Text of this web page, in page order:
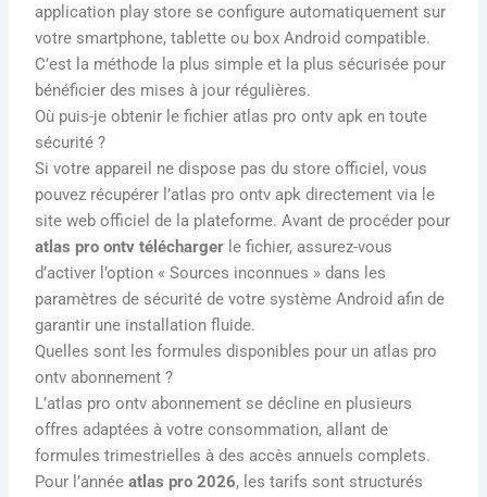
application play store se configure automatiquement sur
votre smartphone, tablette ou box Android compatible.
C’est la méthode la plus simple et la plus sécurisée pour
bénéficier des mises à jour régulières.
Où puis-je obtenir le fichier atlas pro ontv apk en toute
sécurité ?
Si votre appareil ne dispose pas du store officiel, vous
pouvez récupérer l’atlas pro ontv apk directement via le
site web officiel de la plateforme. Avant de procéder pour
atlas pro ontv télécharger le fichier, assurez-vous
d’activer l’option « Sources inconnues » dans les
paramètres de sécurité de votre système Android afin de
garantir une installation fluide.
Quelles sont les formules disponibles pour un atlas pro
ontv abonnement ?
L’atlas pro ontv abonnement se décline en plusieurs
offres adaptées à votre consommation, allant de
formules trimestrielles à des accès annuels complets.
Pour l’annéeatlas pro 2026, les tarifs sont structurés